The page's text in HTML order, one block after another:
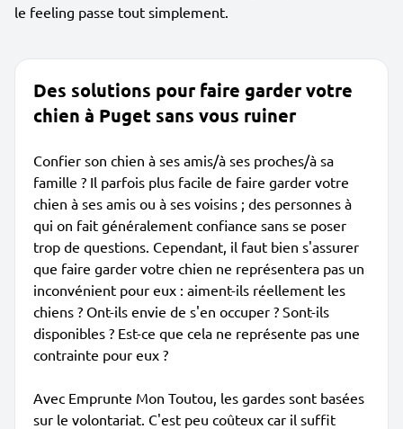
le feeling passe tout simplement.
Des solutions pour faire garder votre
chien à Puget sans vous ruiner
Confier son chien à ses amis/à ses proches/à sa
famille ? Il parfois plus facile de faire garder votre
chien à ses amis ou à ses voisins ; des personnes à
qui on fait généralement confiance sans se poser
trop de questions. Cependant, il faut bien s'assurer
que faire garder votre chien ne représentera pas un
inconvénient pour eux : aiment-ils réellement les
chiens ? Ont-ils envie de s'en occuper ? Sont-ils
disponibles ? Est-ce que cela ne représente pas une
contrainte pour eux ?
Avec Emprunte Mon Toutou, les gardes sont basées
sur le volontariat. C'est peu coûteux car il suffit